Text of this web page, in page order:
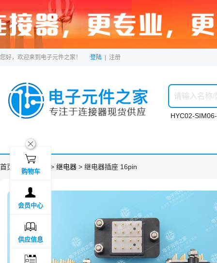
您好，欢迎来到电子元件之家！ 登陆 注册
HYC02-
首页 > 分类目录 > 继电器 > 继电器插座 16pin
ဆ

购物车

会员中心

供应信息
